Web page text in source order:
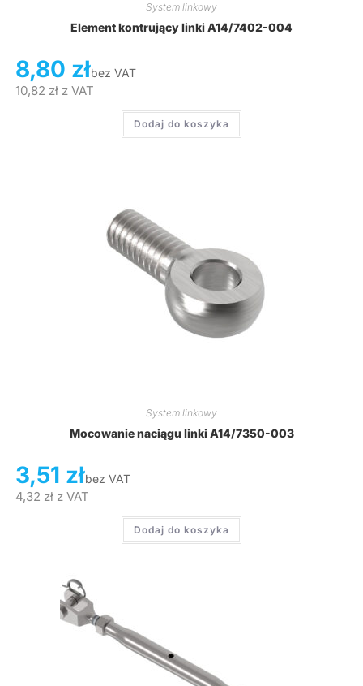
System linkowy
Element kontrujący linki A14/7402-004
8,80 złbez VAT
10,82 złz VAT
Dodaj do koszyka
System linkowy
Mocowanie naciągu linki A14/7350-003
3,51 złbez VAT
4,32 złz VAT
Dodaj do koszyka